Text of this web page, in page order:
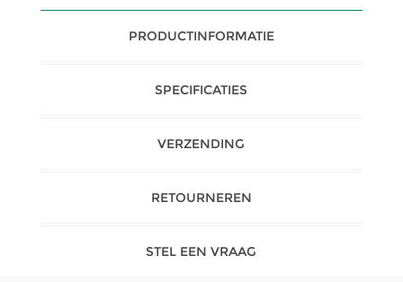
PRODUCTINFORMATIE
SPECIFICATIES
VERZENDING
RETOURNEREN
STEL EEN VRAAG